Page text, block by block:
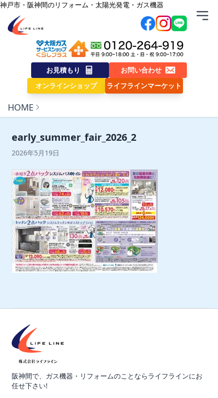
内容をスキップ
神戸市・阪神間のリフォーム・太陽光発電・ガス機器
株式会社ライフライン
お見積もり
お問い合わせ
オンラインショップ
ライフラインマーケット
HOME
early_summer_fair_2026_2
2026年5月19日
阪神間で、ガス機器・リフォームのことならライフラインにお
任せ下さい!